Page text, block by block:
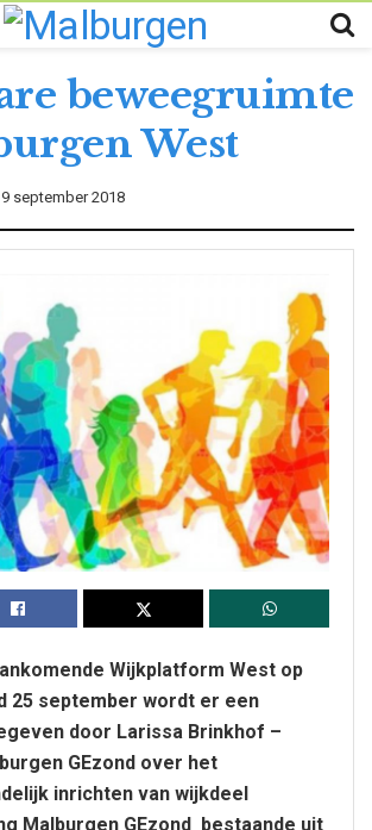
beweegruimte
West
september 2018
Wijkplatform West op
25 september wordt er een
door Larissa Brinkhof –
GEzond over het
inrichten van wijkdeel
Malburgen GEzond bestaande uit